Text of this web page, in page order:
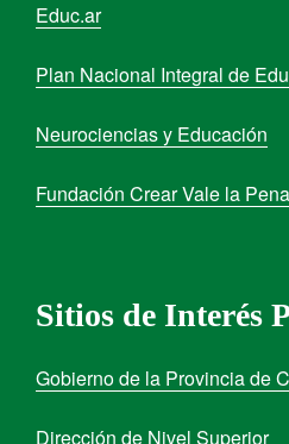
Educ.ar
Plan Nacional Integral de
Neurociencias y Educación
Fundación Crear Vale la Pena
Sitios de Interés
Gobierno de la Provincia de
Dirección de Nivel Superior